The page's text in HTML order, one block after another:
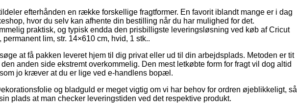
efterhånden en række forskellige fragtformer. En favorit iblandt mange er i dag
hvor du selv kan afhente din bestilling når du har mulighed for det.
praktisk, og typisk endda den prisbilligste leveringsløsning ved køb af Cricut
lim, str. 14×610 cm, hvid, 1 stk..
at få pakken leveret hjem til dig privat eller ud til din arbejdsplads. Metoden er tit
anden side ekstremt overkommelig. Den mest letkøbte form for fragt vil dog altid
jo kræver at du er lige ved e-handlens bopæl.
og bladguld er meget vigtig om vi har behov for ordren øjeblikkeligt, så
plads at man checker leveringstiden ved det respektive produkt.